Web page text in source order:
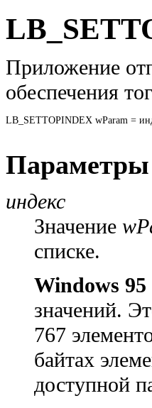
Приложение
обеспечения
LB_SETTOPINDEX wParam =
Параметры
индекс
Значение
списке.
Windows
значений.
767
байтах
доступной